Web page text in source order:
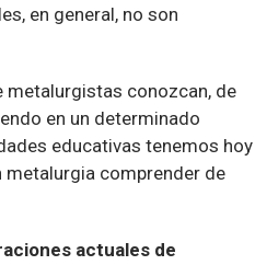
en general, no son
metalurgistas conozcan, de
en un determinado
educativas tenemos hoy
comprender de
actuales de